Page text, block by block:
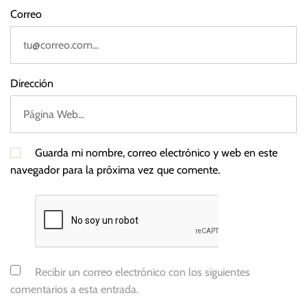
r
o
Correo
Dirección
Guarda mi nombre, correo electrónico y web en este
navegador para la próxima vez que comente.
Recibir un correo electrónico con los siguientes
comentarios a esta entrada.